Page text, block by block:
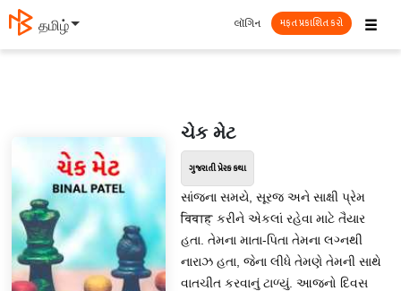
தமிழ் ☰
લૉગિન મફત પ્રકાશિત કરો
ચેક મેટ
ગુજરાતી પ્રેરક કથા
સાંજના સમયે, સૂરજ અને સાક્ષી પ્રેમ
विवाह કરીને એકલાં રહેવા માટે તૈયાર
હતા. તેમના માતા-પિતા તેમના લગ્નથી
નારાઝ હતા, જેના લીધે તેમણે તેમની સાથે
વાતચીત કરવાનું ટાળ્યું. આજનો દિવસ